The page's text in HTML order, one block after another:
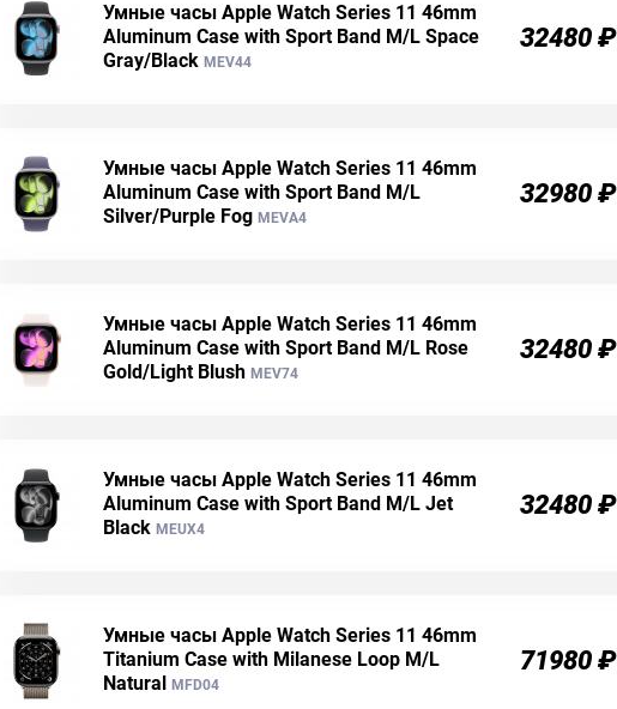
Умные часы Apple Watch Series 11 46mm
Aluminum Case with Sport Band M/L Space
Gray/Black MEV44
32480 ₽
Умные часы Apple Watch Series 11 46mm
Aluminum Case with Sport Band M/L
Silver/Purple Fog MEVA4
32980 ₽
Умные часы Apple Watch Series 11 46mm
Aluminum Case with Sport Band M/L Rose
Gold/Light Blush MEV74
32480 ₽
Умные часы Apple Watch Series 11 46mm
Aluminum Case with Sport Band M/L Jet
Black MEUX4
32480 ₽
Умные часы Apple Watch Series 11 46mm
Titanium Case with Milanese Loop M/L
Natural
MFD04
71980 ₽